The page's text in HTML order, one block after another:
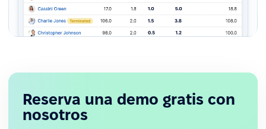
Reserva una demo gratis con
nosotros